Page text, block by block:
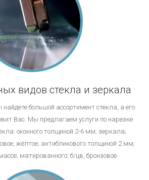
видов стекла и зеркала
большой ассортимент стекла, а его
Вас. Мы предлагаем услуги по нарезке
оконного толщиной 2-6 мм; зеркала;
жёлтое; антибликового толщиной 2 мм;
матированного: б/цв, бронзовое.